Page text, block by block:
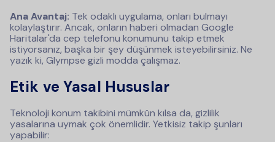
Ana Avantaj: Tek odaklı uygulama, onları bulmayı
kolaylaştırır. Ancak, onların haberi olmadan Google
Haritalar'da cep telefonu konumunu takip etmek
istiyorsanız, başka bir şey düşünmek isteyebilirsiniz. Ne
yazık ki, Glympse gizli modda çalışmaz.
Etik ve Yasal Hususlar
Teknoloji konum takibini mümkün kılsa da, gizlilik
yasalarına uymak çok önemlidir. Yetkisiz takip şunları
yapabilir: